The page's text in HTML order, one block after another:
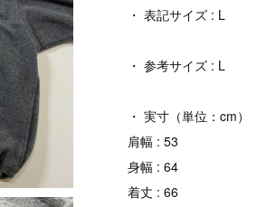
・ 表記サイズ : L
・ 参考サイズ : L
・ 実寸（単位：cm）
肩幅 : 53
身幅 : 64
着丈 : 66